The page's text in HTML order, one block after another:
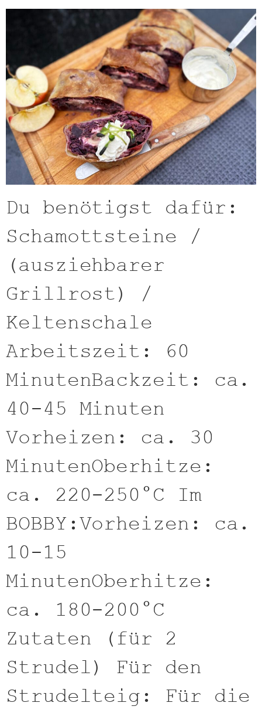
Du benötigst dafür:
Schamottsteine /
(ausziehbarer
Grillrost) /
Keltenschale
Arbeitszeit: 60
MinutenBackzeit: ca.
40-45 Minuten
Vorheizen: ca. 30
MinutenOberhitze:
ca. 220-250°C Im
BOBBY:Vorheizen: ca.
10-15
MinutenOberhitze:
ca. 180-200°C
Zutaten (für 2
Strudel) Für den
Strudelteig: Für die